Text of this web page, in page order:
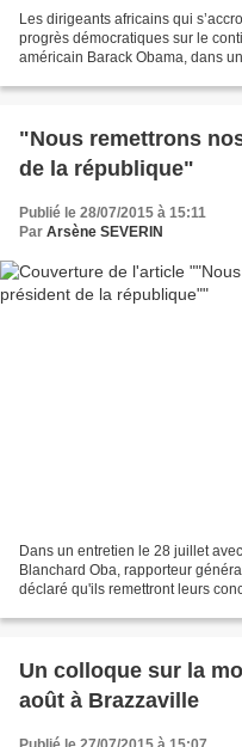
Les dirigeants africains qui
progrès démocratiques sur le
américain Barack Obama, dans
"Nous remettrons
de la république"
Publié le 28/07/2015 à 15:11
Par Arsène SEVERIN
Dans un entretien le 28 juillet
Blanchard Oba, rapporteur
déclaré qu'ils remettront leurs
Un colloque sur la
août à Brazzaville